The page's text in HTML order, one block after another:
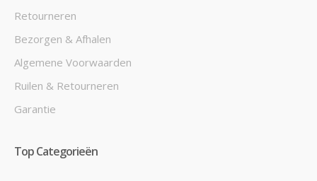
Retourneren
Bezorgen & Afhalen
Algemene Voorwaarden
Ruilen & Retourneren
Garantie
Top Categorieën